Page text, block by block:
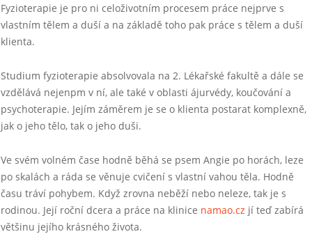
Fyzioterapie je pro ni celoživotním procesem práce nejprve s
vlastním tělem a duší a na základě toho pak práce s tělem a duší
klienta.
Studium fyzioterapie absolvovala na 2. Lékařské fakultě a dále se
vzdělává nejenpm v ní, ale také v oblasti ájurvédy, koučování a
psychoterapie. Jejím záměrem je se o klienta postarat komplexně,
jak o jeho tělo, tak o jeho duši.
Ve svém volném čase hodně běhá se psem Angie po horách, leze
po skalách a ráda se věnuje cvičení s vlastní vahou těla. Hodně
času tráví pohybem. Když zrovna neběží nebo neleze, tak je s
rodinou. Její roční dcera a práce na klinice namao.cz jí teď zabírá
většinu jejího krásného života.